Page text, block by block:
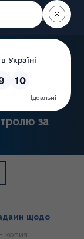
Пошук
за
щодо
копия